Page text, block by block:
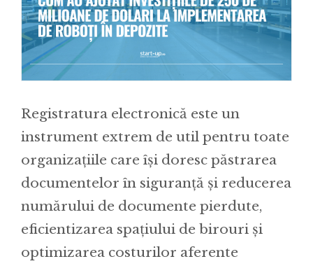
Registratura electronică este un
instrument extrem de util pentru toate
organizațiile care își doresc păstrarea
documentelor în siguranță și reducerea
numărului de documente pierdute,
eficientizarea spațiului de birouri și
optimizarea costurilor aferente